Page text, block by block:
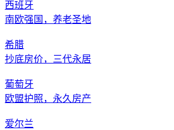
西班牙
南欧强国，养老圣地
希腊
抄底房价，三代永居
葡萄牙
欧盟护照，永久房产
爱尔兰